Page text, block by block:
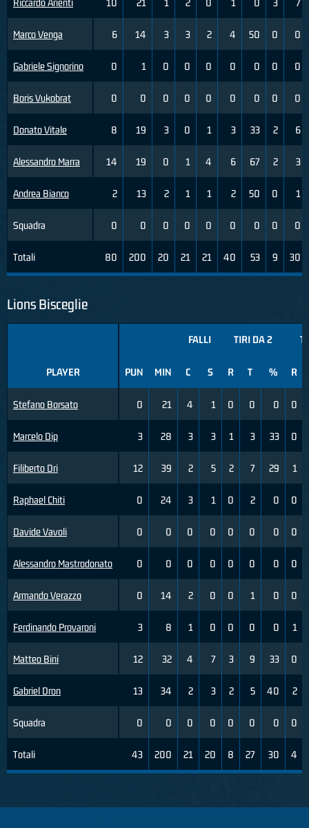
Riccardo Arienti
Marco Venga
Gabriele Signorino
Boris Vukobrat
Donato Vitale
Alessandro Marra
Andrea Bianco
Squadra
Totali
10 21 1 2 0 1 0 3 7
6 14 3 3 2 4 50 0 0
0 1 0 0 0 0 0 0 0
0 0 0 0 0 0 0 0 0
8 19 3 0 1 3 33 2 6
14 19 0 1 4 6 67 2 3
2 13 2 1 1 2 50 0 1
0 0 0 0 0 0 0 0 0
80 200 20 21 21 40 53 9 30
Lions Bisceglie
PLAYER
Stefano Borsato
Marcelo Dip
Filiberto Dri
Raphael Chiti
Davide Vavoli
Alessandro Mastrodonato
Armando Verazzo
Ferdinando Provaroni
Matteo Bini
Gabriel Dron
Squadra
Totali
FALLI TIRI DA 2
PUN MIN C S R T % R
0 21 4 1 0 0 0 0
3 28 3 3 1 3 33 0
12 39 2 5 2 7 29 1
0 24 3 1 0 2 0 0
0 0 0 0 0 0 0 0
0 0 0 0 0 0 0 0
0 14 2 0 0 1 0 0
3 8 1 0 0 0 0 1
12 32 4 7 3 9 33 0
13 34 2 3 2 5 40 2
0 0 0 0 0 0 0 0
43 200 21 20 8 27 30 4